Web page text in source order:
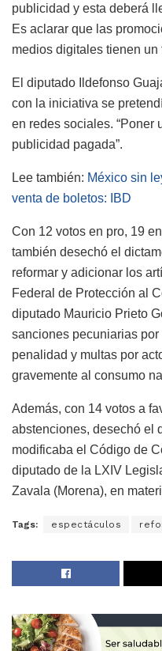
publicidad y esta deberá
Es aclarar que las
medios digitales tienen un
El diputado Ildefonso
con la iniciativa se
en redes sociales. “Poner
publicidad pagada”.
Lee también: México sin
venta de boletos: IBD
Con 12 votos en pro, 19
también desechó el
reformar y adicionar los
Federal de Protección al
diputado Mauricio Prieto
sanciones pecuniarias
penalidad y multas por
gravemente al consumo
Además, con 14 votos a
abstenciones, desechó el
modificaba el Código de
diputado de la LXIV
Zavala (Morena), en
Tags: espectáculos